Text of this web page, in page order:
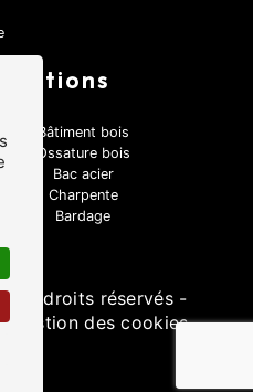
Bâtiment bois
Ossature bois
Bac acier
Charpente
Bardage
droits réservés -
Gestion des cookies